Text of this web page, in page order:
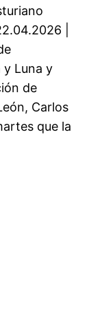
|
y Luna y
de
Carlos
que la